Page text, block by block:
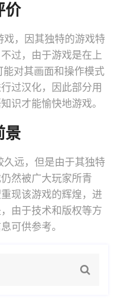
价
戏，因其独特的游戏特
过，由于游戏是在上
对其画面和操作模式
过汉化，因此部分用
识才能愉快地游戏。
景
久远，但是由于其独特
然被广大玩家所青
现该游戏的辉煌，进
由于技术和版权等方
可供参考。